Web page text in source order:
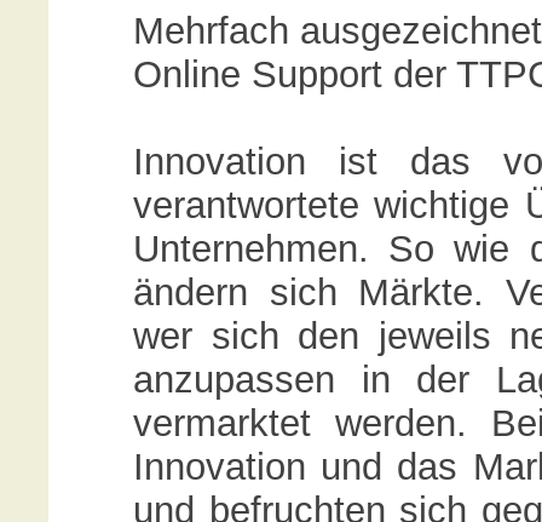
Mehrfach
Online Support der
Innovation ist das
verantwortete wichtige
Unternehmen. So wie
ändern sich Märkte.
wer sich den jeweils
anzupassen in der
vermarktet werden.
Innovation und das
und befruchten sich